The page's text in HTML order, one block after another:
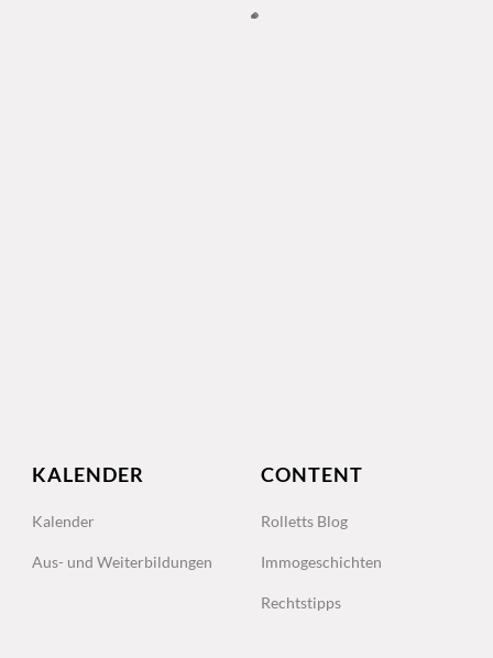
KALENDER
Kalender
Aus- und Weiterbildungen
CONTENT
Rolletts Blog
Immogeschichten
Rechtstipps